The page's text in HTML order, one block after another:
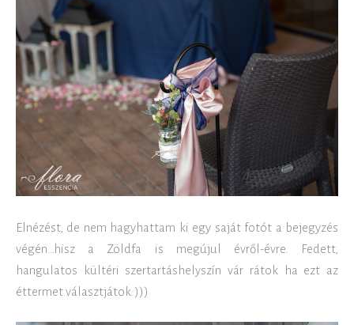
Elnézést, de nem hagyhattam ki egy saját fotót a bejegyzés
végén…hisz a Zöldfa is megújul évről-évre. Fedett,
hangulatos kültéri szertartáshelyszín vár rátok ha ezt az
éttermet választjátok:)))